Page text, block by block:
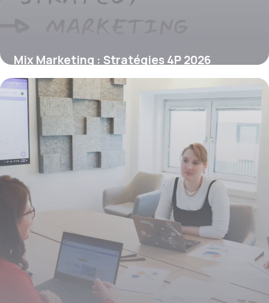
Mix Marketing : Stratégies 4P 2026
20 juin 2026